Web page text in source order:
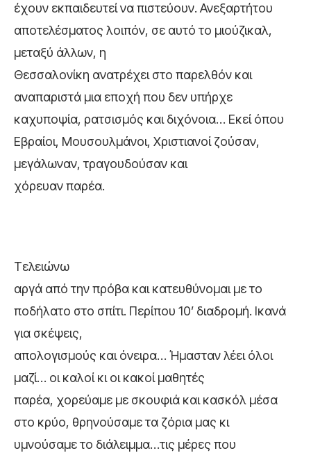
έχουν εκπαιδευτεί να πιστεύουν. Ανεξαρτήτου
αποτελέσματος λοιπόν, σε αυτό το μιούζικαλ,
μεταξύ άλλων, η
Θεσσαλονίκη ανατρέχει στο παρελθόν και
αναπαριστά μια εποχή που δεν υπήρχε
καχυποψία, ρατσισμός και διχόνοια… Εκεί όπου
Εβραίοι, Μουσουλμάνοι, Χριστιανοί ζούσαν,
μεγάλωναν, τραγουδούσαν και
χόρευαν παρέα.
Τελειώνω
αργά από την πρόβα και κατευθύνομαι με το
ποδήλατο στο σπίτι. Περίπου 10’ διαδρομή. Ικανά
για σκέψεις,
απολογισμούς και όνειρα… Ήμασταν λέει όλοι
μαζί… οι καλοί κι οι κακοί μαθητές
παρέα, χορεύαμε με σκουφιά και κασκόλ μέσα
στο κρύο, θρηνούσαμε τα ζόρια μας κι
υμνούσαμε το διάλειμμα…τις μέρες που